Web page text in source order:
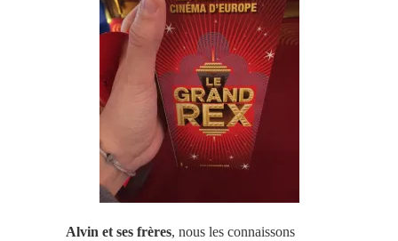
Alvin et ses frères, nous les connaissons